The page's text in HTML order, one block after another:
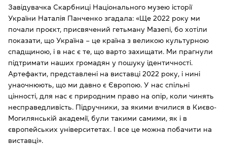
Завідувачка Скарбниці Національного музею історії
України Наталія Панченко згадала: «Ще 2022 року ми
почали проєкт, присвячений гетьману Мазепі, бо хотіли
показати, що Україна – це країна з великою культурною
спадщиною, і в нас є те, що варто захищати. Ми прагнули
підтримати наших громадян у пошуку ідентичності.
Артефакти, представлені на виставці 2022 року, і нині
унаочнюють, що ми давно є Європою. У нас спільні
цінності, для нас є природним право на опір, коли чинять
несправедливість. Підручники, за якими вчилися в Києво-
Могилянській академії, були такими самими, як і в
європейських університетах. І все це можна побачити на
виставці».